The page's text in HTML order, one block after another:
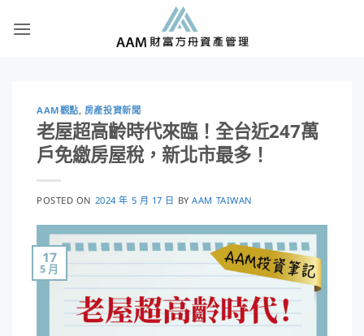
AAM觀點, 房產投資新聞
老屋超高齡時代來臨！全台近247萬
戶免繳房屋稅，新北市最多！
POSTED ON 2024 年 5 月 17 日 BYAAM TAIWAN
17
5 月